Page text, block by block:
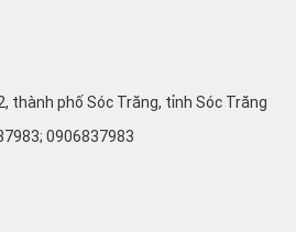
thành phố Sóc Trăng, tỉnh Sóc Trăng
0906837983